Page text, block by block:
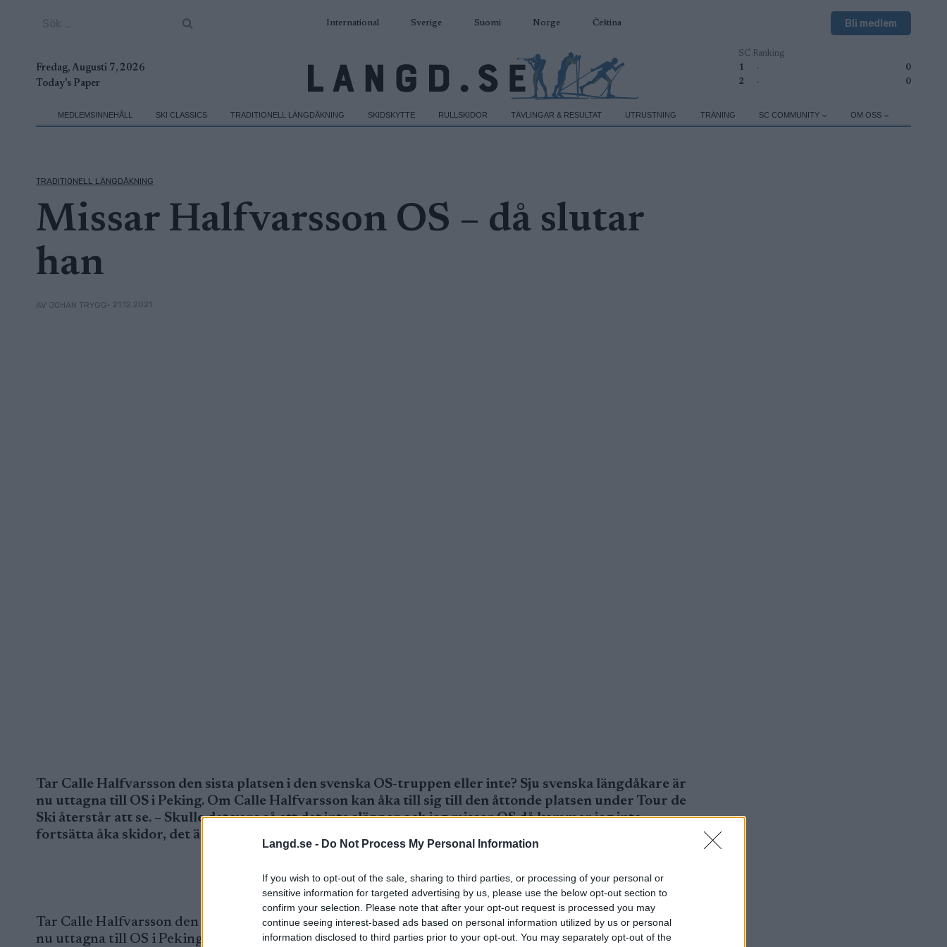
Langd.se - Do Not Process My Personal Information
If you wish to opt-out of the sale, sharing to third parties, or processing of your personal or
sensitive information for targeted advertising by us, please use the below opt-out section to
confirm your selection. Please note that after your opt-out request is processed you may
continue seeing interest-based ads based on personal information utilized by us or personal
information disclosed to third parties prior to your opt-out. You may separately opt-out of the
International Sverige Suomi Norge Čeština Bli medlem
Fredag, Augusti 7, 2026
Today's Paper
SC Ranking
1
-
0
2
- 0
MEDLEMSINNEHÅLL SKI CLASSICS TRADITIONELL LÄNGDÅKNING SKIDSKYTTE RULLSKIDOR TÄVLINGAR & RESULTAT UTRUSTNING TRÄNING SC COMMUNITY OM OSS
TRADITIONELL LÄNGDÅKNING
Missar Halfvarsson OS – då slutar
han
AV JOHAN TRYGG• 21.12.2021
Tar Calle Halfvarsson den sista platsen i den svenska OS-truppen eller inte? Sju svenska längdåkare är
nu uttagna till OS i Peking. Om Calle Halfvarsson kan åka till sig till den åttonde platsen under Tour de
Ski återstår att se. – Skulle det vara så att det inte släpper och jag missar OS då kommer jag inte
fortsätta åka skidor, det är jag ganska säker på, säger Halfvarsson till SVT Sport.
Tar Calle Halfvarsson den sista platsen i den svenska OS-truppen eller inte? Sju svenska längdåkare är
nu uttagna till OS i Peking. Om Calle Halfvarsson kan åka till sig till den åttonde platsen under Tour de